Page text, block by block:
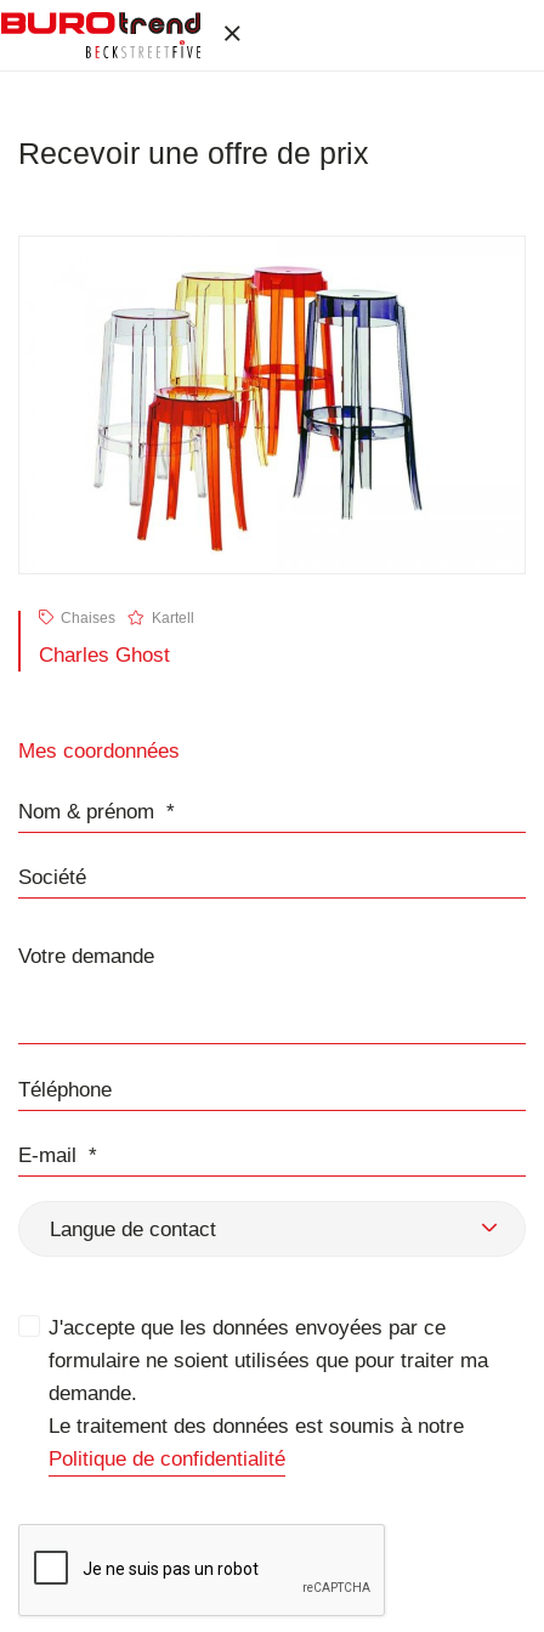
Recevoir une offre de prix
Chaises Kartell
Charles Ghost
Mes coordonnées
Nom & prénom
Société
Téléphone
E-mail
Langue de contact
J'accepte que les données envoyées par ce
formulaire ne soient utilisées que pour traiter ma
demande.
Le traitement des données est soumis à notre
Politique de confidentialité